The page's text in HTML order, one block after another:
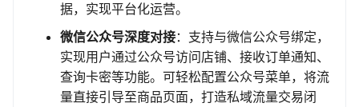
据，实现平台化运营。
微信公众号深度对接：支持与微信公众号绑定，
实现用户通过公众号访问店铺、接收订单通知、
查询卡密等功能。可轻松配置公众号菜单，将流
量直接引导至商品页面，打造私域流量交易闭